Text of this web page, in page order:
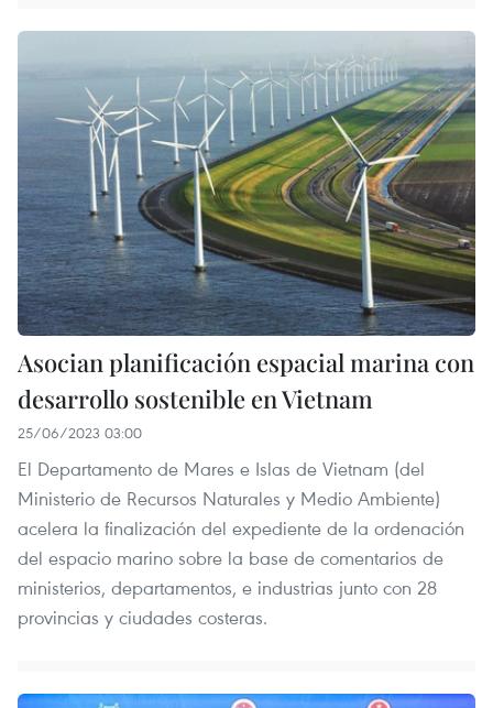
Asocian planificación espacial marina con
desarrollo sostenible en Vietnam
25/06/2023 03:00
El Departamento de Mares e Islas de Vietnam (del
Ministerio de Recursos Naturales y Medio Ambiente)
acelera la finalización del expediente de la ordenación
del espacio marino sobre la base de comentarios de
ministerios, departamentos, e industrias junto con 28
provincias y ciudades costeras.